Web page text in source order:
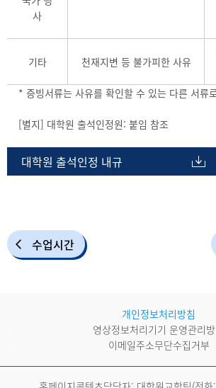
사
기타 천재지변 등 불가피한 사유
* 증빙서류는 사유를 확인할 수 있는 다른 서류
[별지] 대학원 출석인정원: 붙임 참조
대학원 출석인정 내규
수업시간
개인정보처리방침
영상정보처리기기 운영관리
이메일주소무단수집거부